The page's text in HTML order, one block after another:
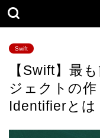
Swift
【Swift】最
ジェクトの
Identifierとは